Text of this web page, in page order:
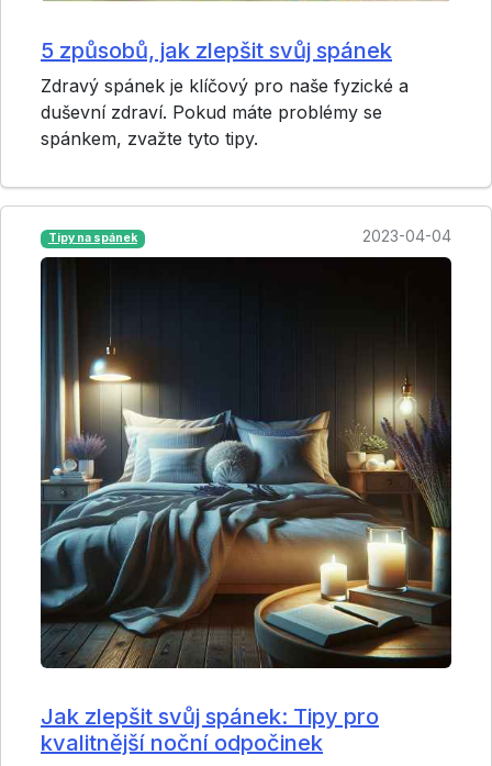
5 způsobů, jak zlepšit svůj spánek
Zdravý spánek je klíčový pro naše fyzické a
duševní zdraví. Pokud máte problémy se
spánkem, zvažte tyto tipy.
Tipy na spánek 2023-04-04
Jak zlepšit svůj spánek: Tipy pro
kvalitnější noční odpočinek